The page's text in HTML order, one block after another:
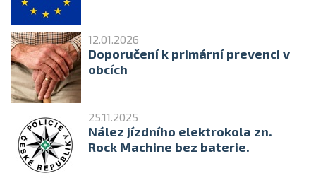
12.01.2026
Doporučení k primární prevenci v
obcích
25.11.2025
Nález jízdního elektrokola zn.
Rock Machine bez baterie.